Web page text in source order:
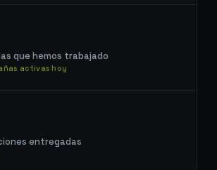
que hemos trabajado
activas hoy
entregadas